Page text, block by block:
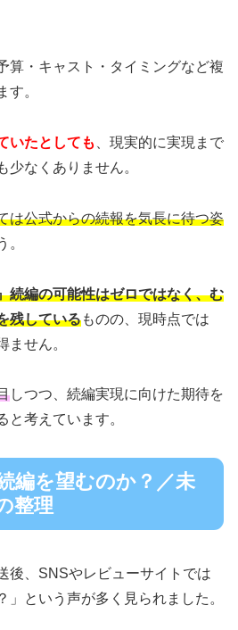
算・キャスト・タイミングなど複
す。
いたとしても
、現実的に実現まで
少なくありません。
は公式からの続報を気長に待つ姿
。
続編の可能性はゼロではなく、む
残しているものの、現時点では
ません。
しつつ、続編実現に向けた期待を
と考えています。
編を望むのか？／未
整理
後、SNSやレビューサイトでは
」という声が多く見られました。